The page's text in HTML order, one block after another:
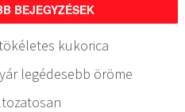
BEJEGYZÉSEK
kukorica
legédesebb öröme